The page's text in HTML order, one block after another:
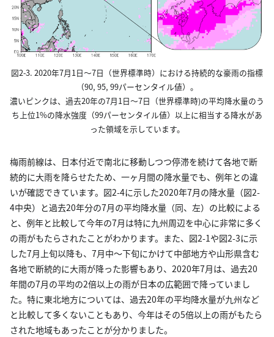
図2-3. 2020年7月1日～7日（世界標準時）における持続的な豪雨の指標
（90, 95, 99パーセンタイル値）。
濃いピンクは、過去20年の7月1日～7日（世界標準時)の平均降水量のう
ち上位1%の降水強度（99パーセンタイル値）以上に相当する降水があ
った領域を示しています。
梅雨前線は、日本付近で南北に移動しつつ停滞を続けて各地で断
続的に大雨を降らせたため、一ヶ月間の降水量でも、例年との違
いが確認できています。図2-4に示した2020年7月の降水量（図2-
4中央）と過去20年分の7月の平均降水量（同、左）の比較による
と、例年と比較して今年の7月は特に九州周辺を中心に非常に多く
の雨がもたらされたことがわかります。また、図2-1や図2-3に示
した7月上旬以降も、7月中～下旬にかけて中部地方や山形県含む
各地で断続的に大雨が降った影響もあり、2020年7月は、過去20
年間の7月の平均の2倍以上の雨が日本の広範囲で降っていまし
た。特に東北地方については、過去20年の平均降水量が九州など
と比較して多くないこともあり、今年はその5倍以上の雨がもたら
された地域もあったことが分かりました。